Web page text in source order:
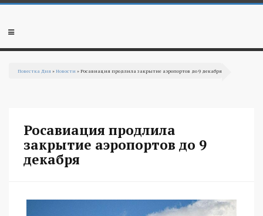
Перейти к основному содержанию
Мобильное
Повестка Дня »Новости » Росавиация продлила закрытие аэропортов до 9 декабря
Росавиация продлила
закрытие аэропортов до 9
декабря